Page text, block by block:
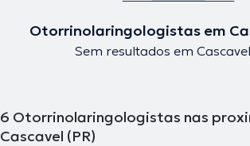
Otorrinolaringologistas em
Sem resultados em Cascavel
6 Otorrinolaringologistas nas
Cascavel (PR)